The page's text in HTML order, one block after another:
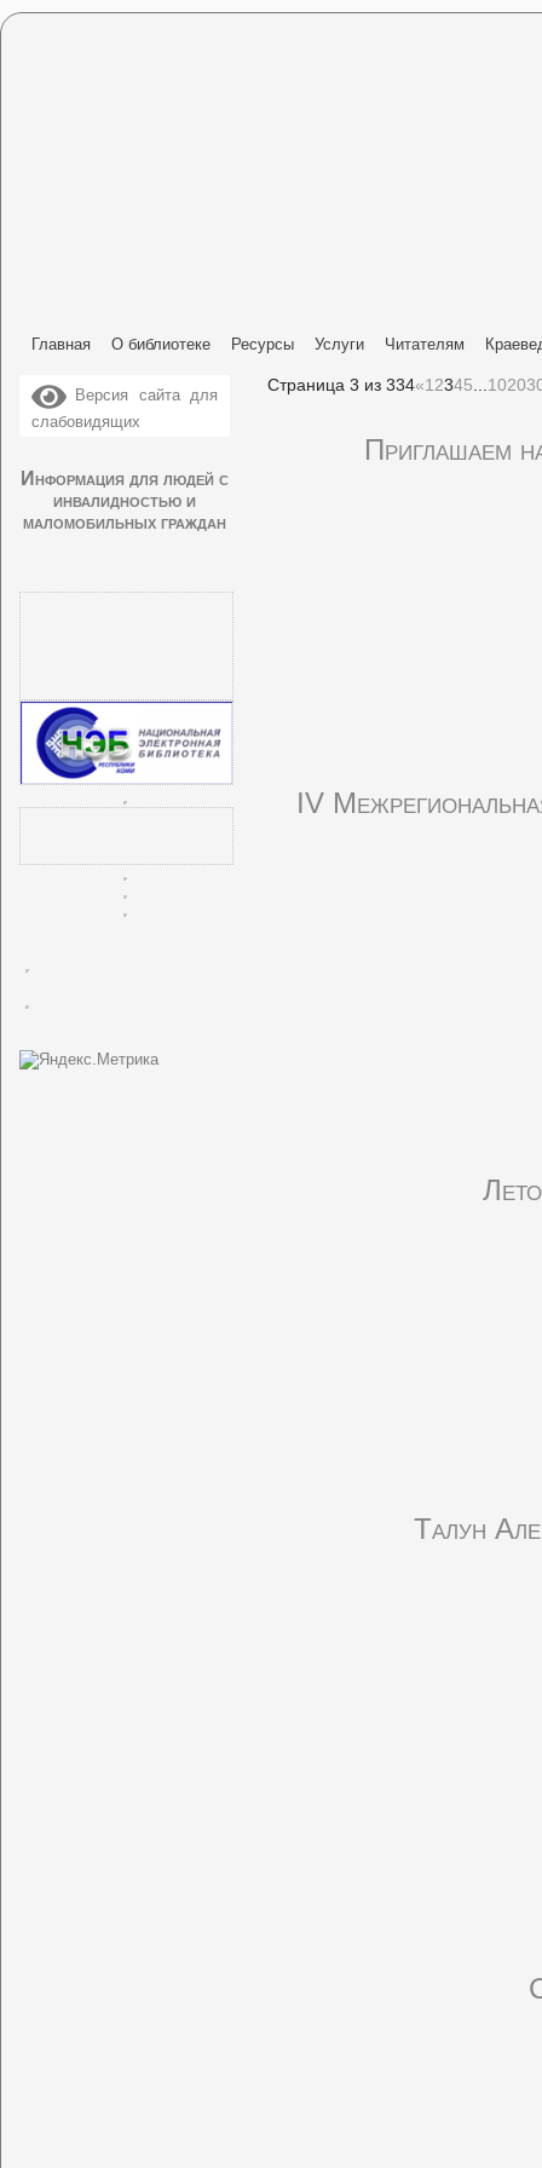
Главная О библиотеке Ресурсы Услуги Читателям
Версия сайта для
слабовидящих
Информация для людей с
инвалидностью и
маломобильных граждан
Страница 3 из 334«1 2345 1020
Приглашаем
IV
Талун